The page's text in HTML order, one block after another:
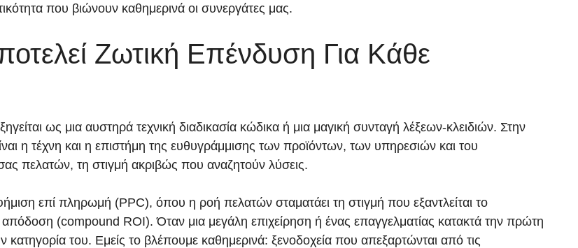
που βιώνουν καθημερινά οι συνεργάτες μας.
Ζωτική Επένδυση Για Κάθε
ως μια αυστηρά τεχνική διαδικασία κώδικα ή μια μαγική συνταγή λέξεων-κλειδιών. Στην
η τέχνη και η επιστήμη της ευθυγράμμισης των προϊόντων, των υπηρεσιών και του
πελατών, τη στιγμή ακριβώς που αναζητούν λύσεις.
επί πληρωμή (PPC), όπου η ροή πελατών σταματάει τη στιγμή που εξαντλείται το
(compound ROI). Όταν μια μεγάλη επιχείρηση ή ένας επαγγελματίας κατακτά την πρώτη
του. Εμείς το βλέπουμε καθημερινά: ξενοδοχεία που απεξαρτώνται από τις